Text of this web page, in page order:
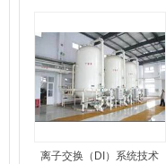
离子交换（DI）系统技术